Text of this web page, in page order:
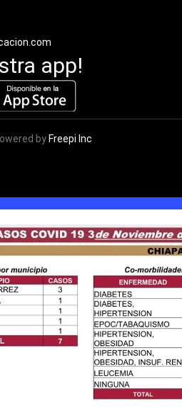
app!
by Freepi Inc